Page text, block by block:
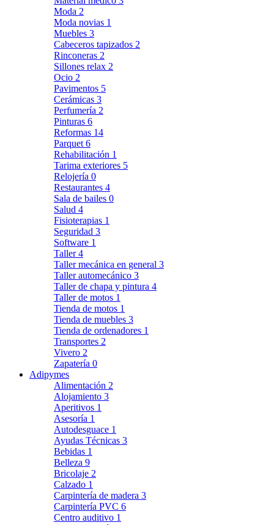
Moda 2
Moda novias 1
Muebles 3
Cabeceros tapizados 2
Rinconeras 2
Sillones relax 2
Ocio 2
Pavimentos 5
Cerámicas 3
Perfumería 2
Pinturas 6
Reformas 14
Parquet 6
Rehabilitación 1
Tarima exteriores 5
Relojería 0
Restaurantes 4
Sala de bailes 0
Salud 4
Fisioterapias 1
Seguridad 3
Software 1
Taller4
Taller mecánica en general 3
Taller automecánico 3
Taller de chapa y pintura 4
Taller de motos 1
Tienda de motos 1
Tienda de muebles 3
Tienda de ordenadores 1
Transportes 2
Vivero 2
Zapatería 0
Adipymes
Alimentación 2
Alojamiento 3
Aperitivos 1
Asesoría 1
Autodesguace 1
Ayudas Técnicas 3
Bebidas 1
Belleza 9
Bricolaje 2
Calzado 1
Carpintería de madera 3
Carpintería PVC 6
Centro auditivo 1